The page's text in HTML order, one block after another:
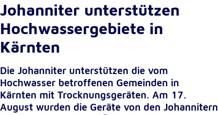
Johanniter unterstützen
Hochwassergebiete in
Kärnten
Die Johanniter unterstützen die vom
Hochwasser betroffenen Gemeinden in
Kärnten mit Trocknungsgeräten. Am 17.
August wurden die Geräte von den Johannitern
Cookie Laufzeit:
1 Jahr
Einverständnis-Cookie
Name:
cookie_consent
Zweck: